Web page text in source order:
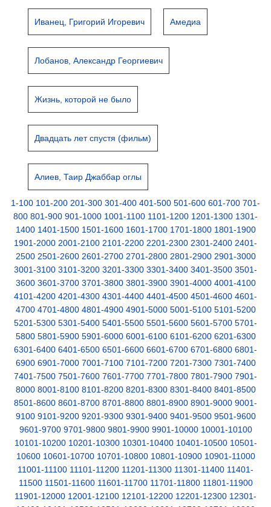
Иванец, Григорий Игоревич Амедиа
Лобанов, Александр Георгиевич
Жизнь, которой не было
Двадцать лет спустя (фильм)
Алиев, Таир Джаббар оглы
1-100 101-200 201-300 301-400 401-500 501-600 601-700 701-
800 801-900 901-1000 1001-1100 1101-1200 1201-1300 1301-
1400 1401-1500 1501-1600 1601-1700 1701-1800 1801-1900
1901-2000 2001-2100 2101-2200 2201-2300 2301-2400 2401-
2500 2501-2600 2601-2700 2701-2800 2801-2900 2901-3000
3001-3100 3101-3200 3201-3300 3301-3400 3401-3500 3501-
3600 3601-3700 3701-3800 3801-3900 3901-4000 4001-4100
4101-4200 4201-4300 4301-4400 4401-4500 4501-4600 4601-
4700 4701-4800 4801-4900 4901-5000 5001-5100 5101-5200
5201-5300 5301-5400 5401-5500 5501-5600 5601-5700 5701-
5800 5801-5900 5901-6000 6001-6100 6101-6200 6201-6300
6301-6400 6401-6500 6501-6600 6601-6700 6701-6800 6801-
6900 6901-7000 7001-7100 7101-7200 7201-7300 7301-7400
7401-7500 7501-7600 7601-7700 7701-7800 7801-7900 7901-
8000 8001-8100 8101-8200 8201-8300 8301-8400 8401-8500
8501-8600 8601-8700 8701-8800 8801-8900 8901-9000 9001-
9100 9101-9200 9201-9300 9301-9400 9401-9500 9501-9600
9601-9700 9701-9800 9801-9900 9901-10000 10001-10100
10101-10200 10201-10300 10301-10400 10401-10500 10501-
10600 10601-10700 10701-10800 10801-10900 10901-11000
11001-11100 11101-11200 11201-11300 11301-11400 11401-
11500 11501-11600 11601-11700 11701-11800 11801-11900
11901-12000 12001-12100 12101-12200 12201-12300 12301-